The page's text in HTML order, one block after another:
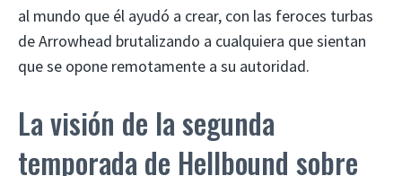
al mundo que él ayudó a crear, con las feroces turbas
de Arrowhead brutalizando a cualquiera que sientan
que se opone remotamente a su autoridad.
La visión de la segunda
temporada de Hellbound sobre